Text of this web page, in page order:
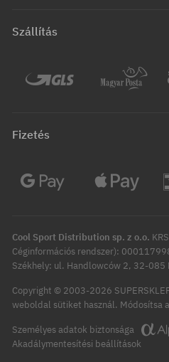
Szállítás
Fizetés
Cool Sport Distribution sp. z o.o.
Céginformációs rendszer):
Székhely: ul. Handlowców 2, 32-085
Copyright © 2003-2026
weboldal sütiket használ. Módosítsa
Személyes adatok biztonsága
Akadálymentesítési beállítások